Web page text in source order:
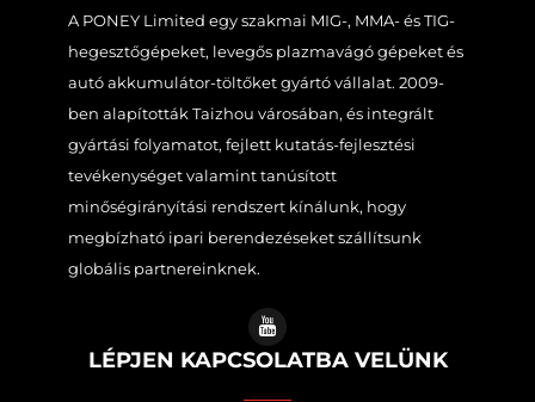
A PONEY Limited egy szakmai MIG-, MMA- és TIG-
hegesztőgépeket, levegős plazmavágó gépeket és
autó akkumulátor-töltőket gyártó vállalat. 2009-
ben alapították Taizhou városában, és integrált
gyártási folyamatot, fejlett kutatás-fejlesztési
tevékenységet valamint tanúsított
minőségirányítási rendszert kínálunk, hogy
megbízható ipari berendezéseket szállítsunk
globális partnereinknek.
LÉPJEN KAPCSOLATBA VELÜNK